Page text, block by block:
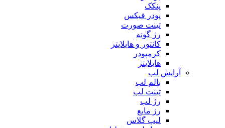
پنکک
پودر فیکس
تینت صورت
رژ گونه
کانتور و هایلایتر
کرمپودر
هایلایتر
آرایش لب
بالم لب
تینت لب
رژ لب
رژ مایع
لیپ گلاس